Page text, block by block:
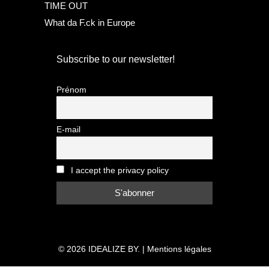
TIME OUT
What da F.ck in Europe
Subscribe to our newsletter!
Prénom
E-mail
I accept the privacy policy
© 2026 IDEALIZE BY. | Mentions légales